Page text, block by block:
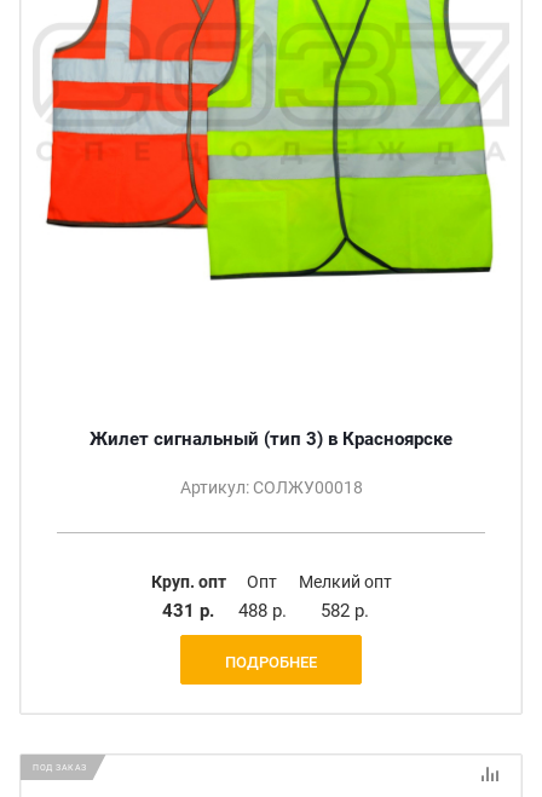
Жилет сигнальный (тип 3) в Красноярске
Артикул: СОЛЖУ00018
Круп. опт
431 р.
Опт
488 р.
Мелкий опт
582 р.
ПОДРОБНЕЕ
ПОД ЗАКАЗ